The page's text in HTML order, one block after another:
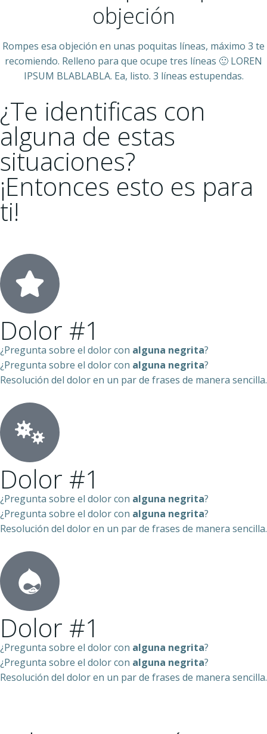
objeción
Rompes esa objeción en unas poquitas líneas, máximo 3 te
recomiendo. Relleno para que ocupe tres líneas 🙂 LOREN
IPSUM BLABLABLA. Ea, listo. 3 líneas estupendas.
¿Te identificas con
alguna de estas
situaciones?
¡Entonces esto es para
ti!
Dolor #1
¿Pregunta sobre el dolor con alguna negrita?
¿Pregunta sobre el dolor con alguna negrita?
Resolución del dolor en un par de frases de manera sencilla.
Dolor #1
¿Pregunta sobre el dolor con alguna negrita?
¿Pregunta sobre el dolor con alguna negrita?
Resolución del dolor en un par de frases de manera sencilla.
Dolor #1
¿Pregunta sobre el dolor con alguna negrita?
¿Pregunta sobre el dolor con alguna negrita?
Resolución del dolor en un par de frases de manera sencilla.